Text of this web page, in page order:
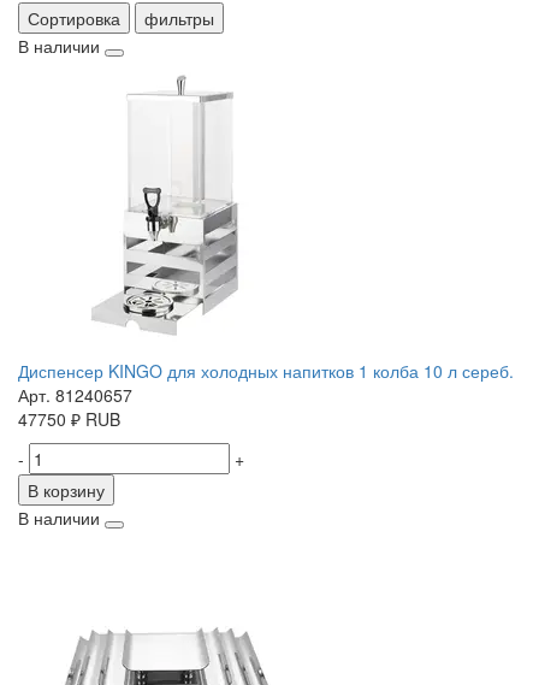
Сортировка
фильтры
В наличии
Диспенсер KINGO для холодных напитков 1 колба 10 л сереб.
Арт. 81240657
47750 ₽ RUB
-
+
В корзину
В наличии